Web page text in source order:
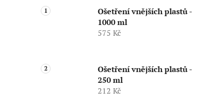
Ošetření vnějších plastů -
1000 ml
575 Kč
Ošetření vnějších plastů -
250 ml
212 Kč